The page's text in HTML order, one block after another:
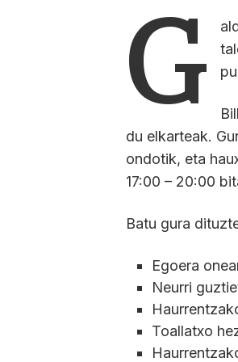
G
du elkarteak.
ondotik, eta
17:00 – 20:00
Batu gura
Egoera
Neurri
Toallatxo